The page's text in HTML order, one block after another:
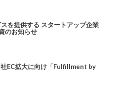
を提供する スタートアップ企業
のお知らせ
EC拡大に向け「Fulfillment by